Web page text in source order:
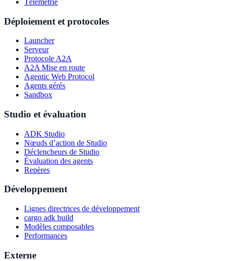
Déploiement et protocoles
Launcher
Serveur
Protocole A2A
A2A Mise en route
Agentic Web Protocol
Agents gérés
Sandbox
Studio et évaluation
ADK Studio
Nœuds d’action de Studio
Déclencheurs de Studio
Évaluation des agents
Repères
Développement
Lignes directrices de développement
cargo adk build
Modèles composables
Performances
Externe